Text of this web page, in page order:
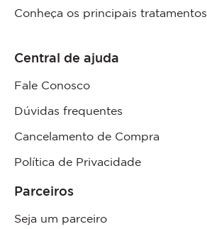
Conheça os principais tratamentos
Central de ajuda
Fale Conosco
Dúvidas frequentes
Cancelamento de Compra
Política de Privacidade
Parceiros
Seja um parceiro